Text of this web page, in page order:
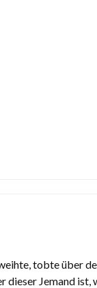
tobte über
Jemand